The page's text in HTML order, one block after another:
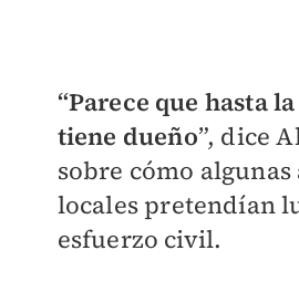
“Parece que hasta
tiene dueño”, dice
sobre cómo
locales pretendían
esfuerzo civil.